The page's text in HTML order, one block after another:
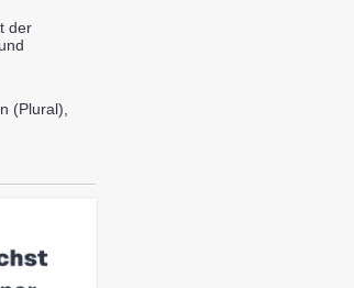
der
(Plural),